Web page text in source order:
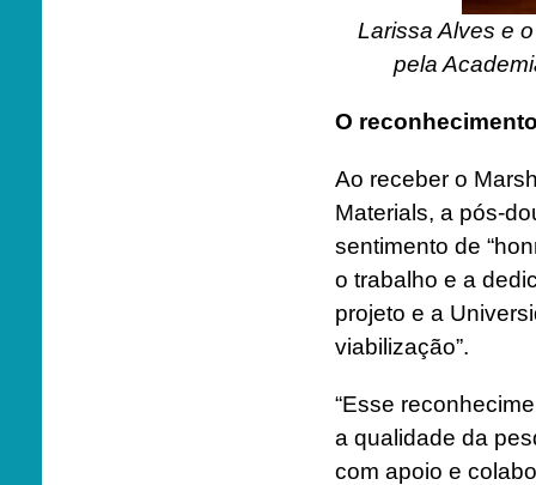
Larissa Alves e
pela
O
Ao receber o
Materials, a pós-
sentimento de
o trabalho e a
projeto e a
viabilização”.
“Esse
a qualidade da
com apoio e